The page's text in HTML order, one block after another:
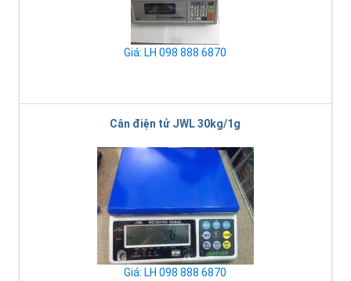
Giá: LH 098 888 6870
Cân điện tử JWL 30kg/1g
Giá: LH 098 888 6870